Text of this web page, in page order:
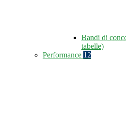
Bandi di
tabelle)
Performance 12